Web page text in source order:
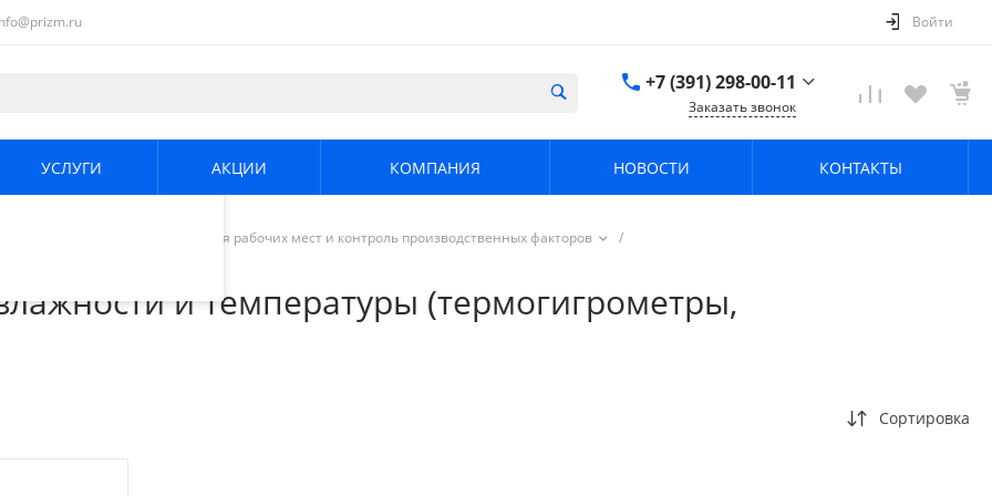
и
Продолжая
использования.
.
Войти
+7 (391) 298-00-11
г. Красноярск, пер.
Заказать звонок
УСЛУГИ АКЦИИ КОМПАНИЯ НОВОСТИ КОНТАКТЫ
и охрана труда Аттестация рабочих мест и контроль производственных факторов
/
психрометры)
и температуры (термогигрометры,
Сортировка